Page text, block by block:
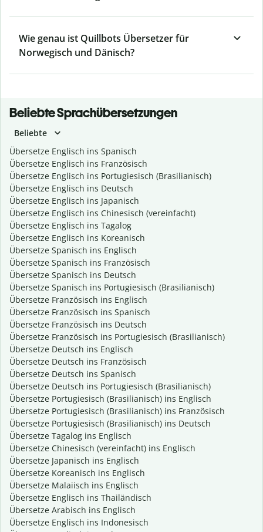
Wie genau ist Quillbots Übersetzer für
Norwegisch und Dänisch?
Beliebte Sprachübersetzungen
Beliebte
Übersetze Englisch ins Spanisch
Übersetze Englisch ins Französisch
Übersetze Englisch ins Portugiesisch (Brasilianisch)
Übersetze Englisch ins Deutsch
Übersetze Englisch ins Japanisch
Übersetze Englisch ins Chinesisch (vereinfacht)
Übersetze Englisch ins Tagalog
Übersetze Englisch ins Koreanisch
Übersetze Spanisch ins Englisch
Übersetze Spanisch ins Französisch
Übersetze Spanisch ins Deutsch
Übersetze Spanisch ins Portugiesisch (Brasilianisch)
Übersetze Französisch ins Englisch
Übersetze Französisch ins Spanisch
Übersetze Französisch ins Deutsch
Übersetze Französisch ins Portugiesisch (Brasilianisch)
Übersetze Deutsch ins Englisch
Übersetze Deutsch ins Französisch
Übersetze Deutsch ins Spanisch
Übersetze Deutsch ins Portugiesisch (Brasilianisch)
Übersetze Portugiesisch (Brasilianisch) ins Englisch
Übersetze Portugiesisch (Brasilianisch) ins Französisch
Übersetze Portugiesisch (Brasilianisch) ins Deutsch
Übersetze Tagalog ins Englisch
Übersetze Chinesisch (vereinfacht) ins Englisch
Übersetze Japanisch ins Englisch
Übersetze Koreanisch ins Englisch
Übersetze Malaiisch ins Englisch
Übersetze Englisch ins Thailändisch
Übersetze Arabisch ins Englisch
Übersetze Englisch ins Indonesisch